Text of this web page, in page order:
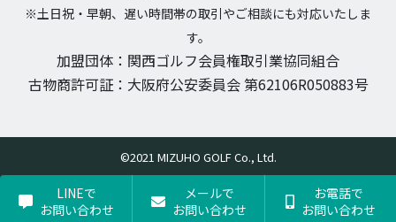
※土日祝・早朝、遅い時間帯の取引やご相談にも対応いたしま
す。
加盟団体：関西ゴルフ会員権取引業協同組合
古物商許可証：大阪府公安委員会 第62106R050883号
©2021 MIZUHO GOLF Co., Ltd.
LINEで
お問い合わせ
メールで
お問い合わせ
お電話で
お問い合わせ